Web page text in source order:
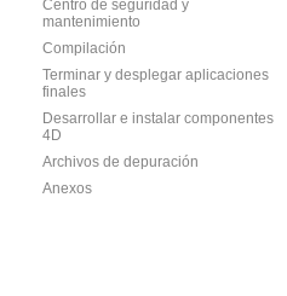
Centro de seguridad y
mantenimiento
Compilación
Terminar y desplegar aplicaciones
finales
Desarrollar e instalar componentes
4D
Archivos de depuración
Anexos